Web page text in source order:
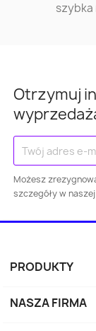
szybka
Otrzymuj
Możesz
szczegóły w
PRODUKTY
NASZA FIRMA